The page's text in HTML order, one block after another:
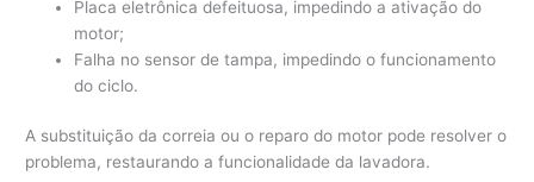
Placa eletrônica defeituosa, impedindo a ativação do
motor;
Falha no sensor de tampa, impedindo o funcionamento
do ciclo.
A substituição da correia ou o reparo do motor pode resolver o
problema, restaurando a funcionalidade da lavadora.